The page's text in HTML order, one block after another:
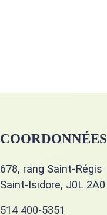
COORDONNÉES
678, rang Saint-Régis
Saint-Isidore, J0L 2A0
514 400-5351